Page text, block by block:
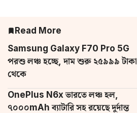
Read More
Samsung Galaxy F70 Pro 5G
পরশু লঞ্চ হচ্ছে, দাম শুরু ২৫৯৯৯ টাকা
থেকে
OnePlus N6x ভারতে লঞ্চ হল,
৭০০০mAh ব্যাটারি সহ রয়েছে দুর্দান্ত